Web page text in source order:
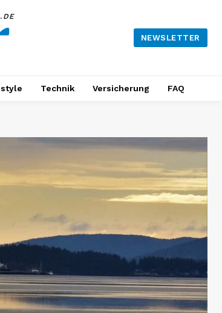
.DE
NEWSLETTER
Technik Versicherung FAQ